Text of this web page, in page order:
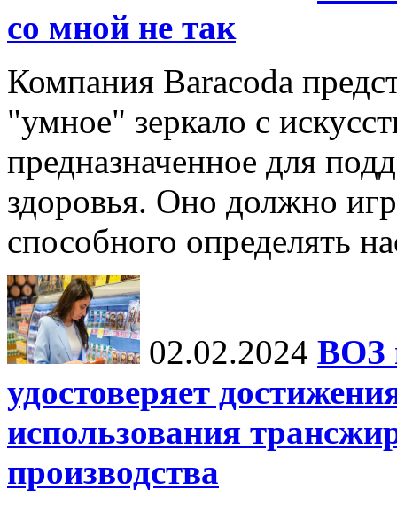
со мной не так
Компания Baracoda
"умное" зеркало с
предназначенное для
здоровья. Оно должно
способного определять
02.02.2024 ВОЗ
удостоверяет
использования
производства